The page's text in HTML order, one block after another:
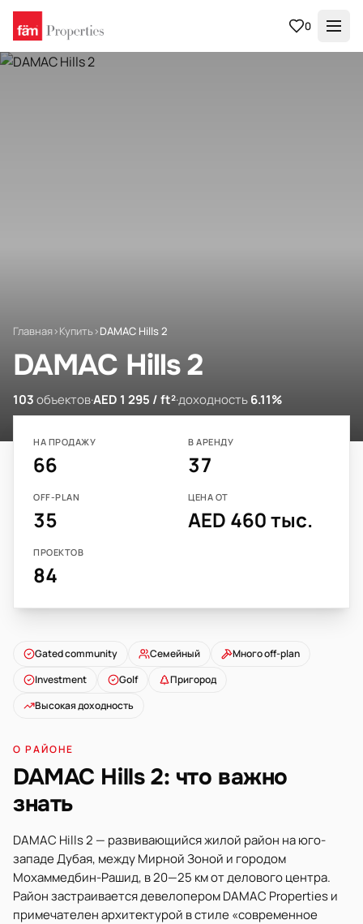
0
Главная›Купить›DAMAC Hills 2
DAMAC Hills 2
103объектов·AED 1 295 / ft²·доходность6.11%
НА ПРОДАЖУ
66
В АРЕНДУ
37
OFF-PLAN
35
ЦЕНА ОТ
AED 460 тыс.
ПРОЕКТОВ
84
Gated community Семейный
Много off-plan
Investment
Golf
Пригород
Высокая доходность
О РАЙОНЕ
DAMAC Hills 2: что важно
знать
DAMAC Hills 2 — развивающийся жилой район на юго-
западе Дубая, между Мирной Зоной и городом
Мохаммедбин-Рашид, в 20—25 км от делового центра.
Район застраивается девелопером DAMAC Properties и
примечателен архитектурой в стиле «современное